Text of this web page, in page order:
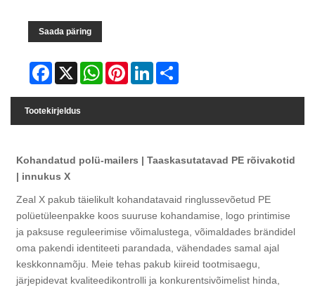
Saada päring
Facebook
X WhatsAppPinterestLinkedIn
Tootekirjeldus
Kohandatud polü-mailers | Taaskasutatavad PE rõivakotid
| innukus X
Zeal X pakub täielikult kohandatavaid ringlussevõetud PE
polüetüleenpakke koos suuruse kohandamise, logo printimise
ja paksuse reguleerimise võimalustega, võimaldades brändidel
oma pakendi identiteeti parandada, vähendades samal ajal
keskkonnamõju. Meie tehas pakub kiireid tootmisaegu,
järjepidevat kvaliteedikontrolli ja konkurentsivõimelist hinda,